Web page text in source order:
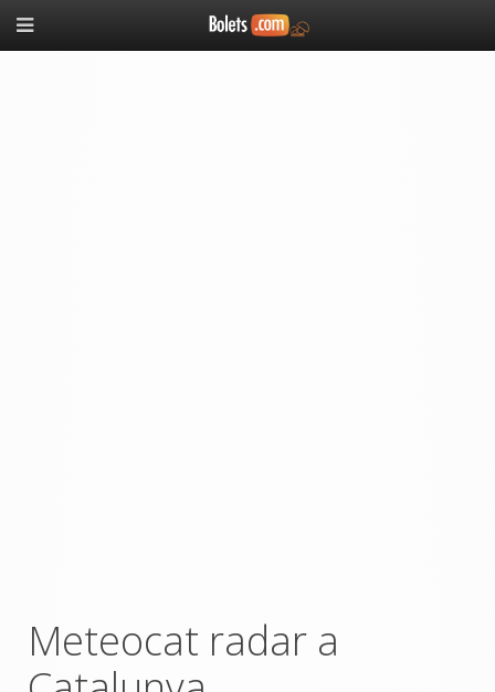
Meteocat radar a